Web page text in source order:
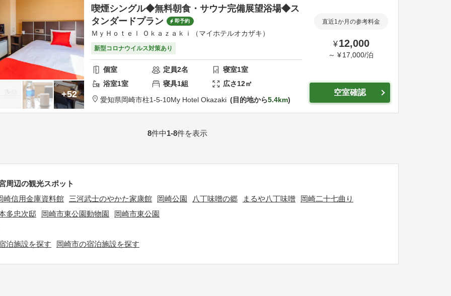
+52
喫煙シングル◆無料朝食・サウナ完備展望浴場◆ス
タンダードプラン
即予約
ＭｙＨｏｔｅｌ Ｏｋａｚａｋｉ（マイホテルオカザキ）
新型コロナウイルス対策あり
個室 定員2名 寝室1室
浴室1室 寝具1組 広さ12㎡
愛知県岡崎市柱1-5-10My Hotel Okazaki 目的地から5.4km
直近1か月の参考料金
¥ 12,000
～ ¥ 17,000/泊
空室確認
8件中1-8件を表示
周辺の観光スポット
崎信用金庫資料館 三河武士のやかた家康館 岡崎公園 八丁味噌の郷 まるや八丁味噌
岡崎二十七曲り
多忠次邸
岡崎市東公園動物園
岡崎市東公園
泊施設を探す
岡崎市の宿泊施設を探す